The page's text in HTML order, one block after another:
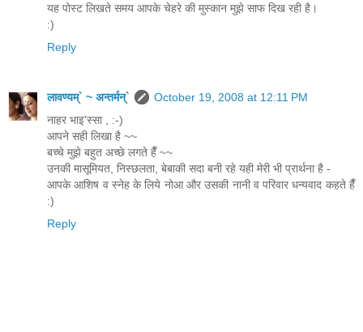
यह पोस्ट लिखते समय आपके चेहरे की मुस्कान मुझे साफ दिख रही है।
:)
Reply
लावण्यम्` ~ अन्तर्मन्`
October 19, 2008 at 12:11 PM
नाहर भाइ'स्सा , :-)
आपने सही लिखा है ~~
बच्चे मुझे बहुत अच्छे लगते हैँ ~~
उनकी मासूमियत, निस्छलता, बेबाकी सदा बनी रहे यही मेरी भी प्रार्थना है -
आपके आशिष व स्नेह के लिये नोआ और उसकी नानी व परिवार धन्यवाद कहते हैँ
:)
Reply